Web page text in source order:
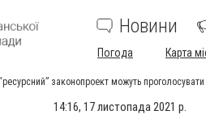
Новини
Погода Карта
законопроект можуть
14:16, 17 листопада 2021 р.